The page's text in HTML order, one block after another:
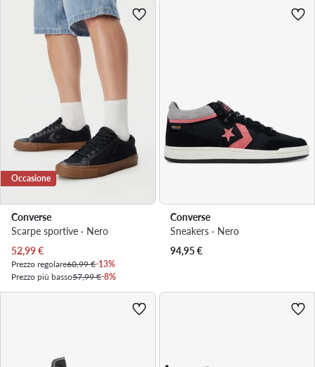
Occasione
Converse
Scarpe sportive · Nero
Prezzo attuale
52,99€
Prezzo regolare60,99 €-13%
Prezzo più basso57,99 €-8%
Converse
Sneakers · Nero
94,95€